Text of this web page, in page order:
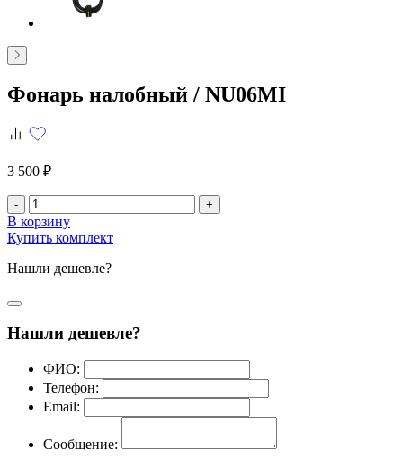
Фонарь налобный / NU06MI
3 500 ₽
- +
В корзину
Купить комплект
Нашли дешевле?
Нашли дешевле?
ФИО:
Телефон:
Email:
Сообщение: